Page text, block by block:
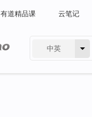
有道精品课 云笔记
中英